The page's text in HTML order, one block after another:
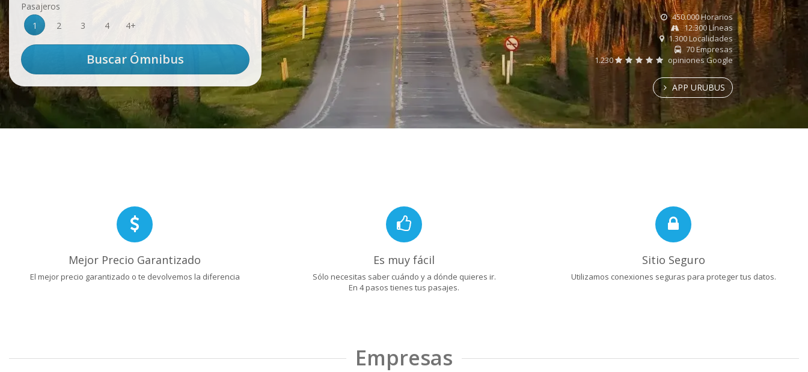
Pasajeros
1
2 3 4 4+
450.000 Horarios
12.300 Líneas
1.300 Localidades
70 Empresas
1.230
opiniones Google
APP URUBUS
Mejor Precio Garantizado
El mejor precio garantizado o te devolvemos la diferencia
Es muy fácil
Sólo necesitas saber cuándo y a dónde quieres ir.
En 4 pasos tienes tus pasajes.
Sitio Seguro
Utilizamos conexiones seguras para proteger tus datos.
Empresas